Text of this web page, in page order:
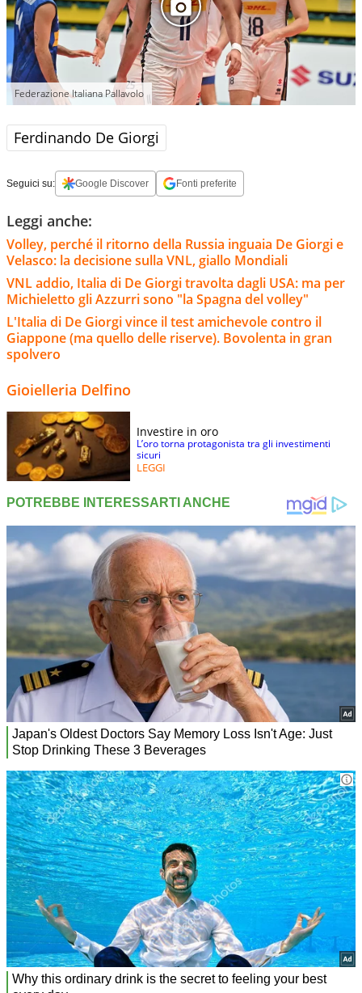
Federazione Italiana Pallavolo
Ferdinando De Giorgi
Seguici su: Google Discover Fonti preferite
Leggi anche:
Volley, perché il ritorno della Russia inguaia De Giorgi e
Velasco: la decisione sulla VNL, giallo Mondiali
VNL addio, Italia di De Giorgi travolta dagli USA: ma per
Michieletto gli Azzurri sono "la Spagna del volley"
L'Italia di De Giorgi vince il test amichevole contro il
Giappone (ma quello delle riserve). Bovolenta in gran
spolvero
Gioielleria Delfino
Investire in oro
L’oro torna protagonista tra gli investimenti
sicuri
LEGGI